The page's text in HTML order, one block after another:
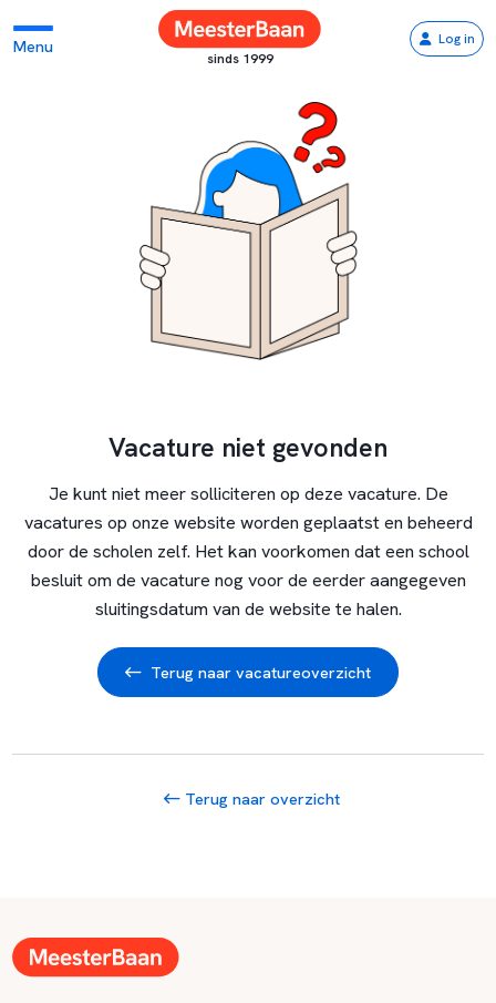
Menu
sinds 1999
Log in
Vacature niet gevonden
Je kunt niet meer solliciteren op deze vacature. De
vacatures op onze website worden geplaatst en beheerd
door de scholen zelf. Het kan voorkomen dat een school
besluit om de vacature nog voor de eerder aangegeven
sluitingsdatum van de website te halen.
Terug naar vacatureoverzicht
Terug naar overzicht